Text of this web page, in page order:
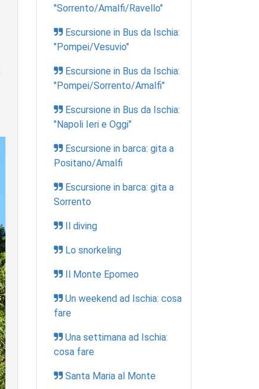
"Sorrento/Amalfi/Ravello"
Escursione in Bus da Ischia:
"Pompei/Vesuvio"
Escursione in Bus da Ischia:
"Pompei/Sorrento/Amalfi"
Escursione in Bus da Ischia:
"Napoli Ieri e Oggi"
Escursione in barca: gita a
Positano/Amalfi
Escursione in barca: gita a
Sorrento
Il diving
Lo snorkeling
Il Monte Epomeo
Un weekend ad Ischia: cosa
fare
Una settimana ad Ischia:
cosa fare
Santa Maria al Monte